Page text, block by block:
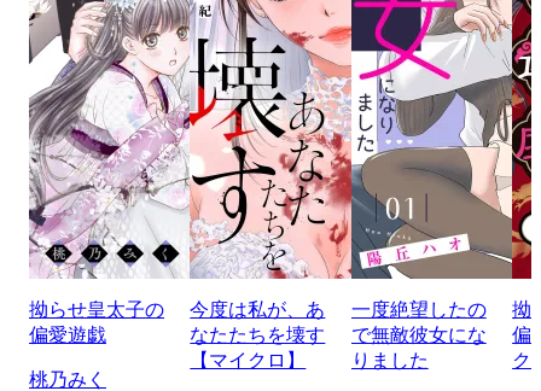
拗らせ皇太子の
偏愛遊戯
桃乃みく
今度は私が、あ
なたたちを壊す
【マイクロ】
一度絶望したの
で無敵彼女にな
りました
拗
偏
ク